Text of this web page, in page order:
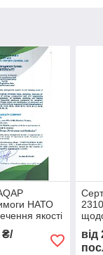
НАТО
якості
для
від